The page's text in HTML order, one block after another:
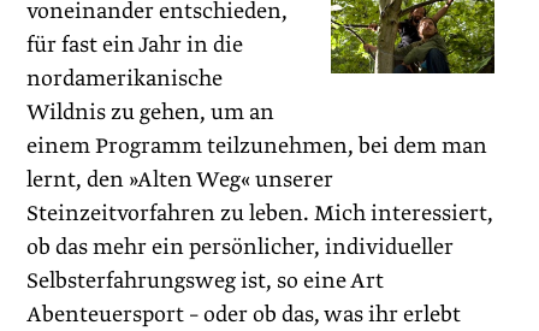
voneinander entschieden,
für fast ein Jahr in die
nordamerikanische
Wildnis zu gehen, um an
einem Programm teilzunehmen, bei dem man
lernt, den »Alten Weg« unserer
Steinzeitvorfahren zu leben. Mich interessiert,
ob das mehr ein persönlicher, individueller
Selbsterfahrungsweg ist, so eine Art
Abenteuersport – oder ob das, was ihr erlebt